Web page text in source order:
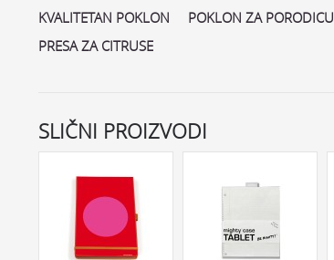
KVALITETAN POKLON
POKLON ZA PORODICU
PRESA ZA CITRUSE
SLIČNI PROIZVODI